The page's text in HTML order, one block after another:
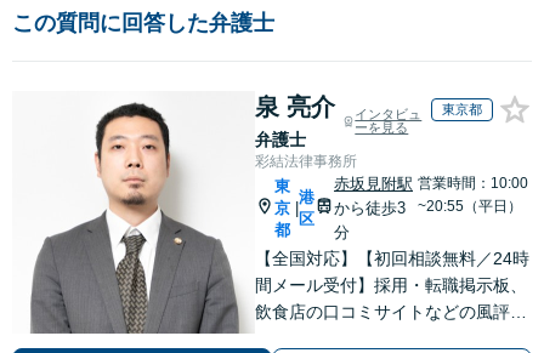
この質問に回答した弁護士
泉 亮介
弁護士
インタビュ
ーを見る
東京都
彩結法律事務所
東
京
都
港
区
赤坂見附駅
から徒歩3
分
営業時間：10:00
~20:55（平日）
【全国対応】【初回相談無料／24時
間メール受付】採用・転職掲示板、
飲食店の口コミサイトなどの風評被